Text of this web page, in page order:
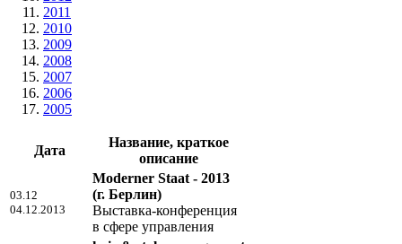
2011
2010
2009
2008
2007
2006
2005
Дата
Название, краткое
описание
03.12
04.12.2013
Moderner Staat - 2013
(г. Берлин)
Выставка-конференция
в сфере управления